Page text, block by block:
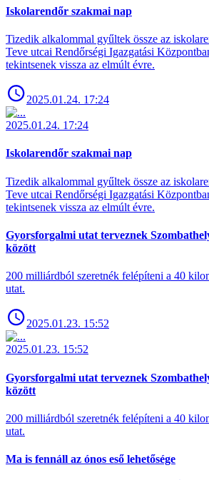
Iskolarendőr szakmai nap
Tizedik alkalommal gyűltek össze az
Teve utcai Rendőrségi Igazgatási
tekintsenek vissza az elmúlt évre.
2025.01.24. 17:24
2025.01.24. 17:24
Iskolarendőr szakmai nap
Tizedik alkalommal gyűltek össze az
Teve utcai Rendőrségi Igazgatási
tekintsenek vissza az elmúlt évre.
Gyorsforgalmi utat terveznek
között
200 milliárdból szeretnék felépíteni a 40
utat.
2025.01.23. 15:52
2025.01.23. 15:52
Gyorsforgalmi utat terveznek
között
200 milliárdból szeretnék felépíteni a 40
utat.
Ma is fennáll az ónos eső lehetősége